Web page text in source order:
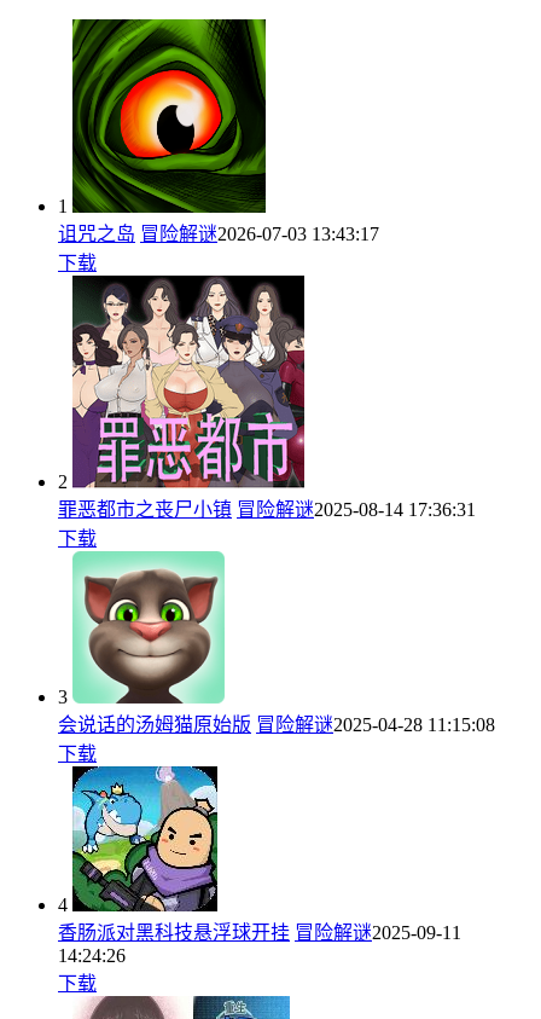
1
诅咒之岛 冒险解谜2026-07-03 13:43:17
下载
2
罪恶都市之丧尸小镇 冒险解谜2025-08-14 17:36:31
下载
3
会说话的汤姆猫原始版 冒险解谜2025-04-28 11:15:08
下载
4
香肠派对黑科技悬浮球开挂 冒险解谜2025-09-11
14:24:26
下载